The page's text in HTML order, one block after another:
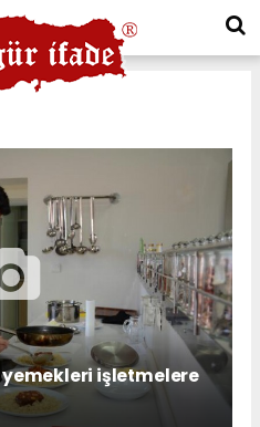
işletmelere